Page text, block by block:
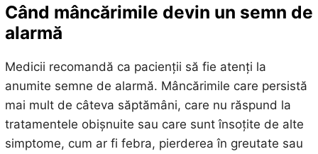
Când mâncărimile devin un semn de
alarmă
Medicii recomandă ca pacienții să fie atenți la
anumite semne de alarmă. Mâncărimile care persistă
mai mult de câteva săptămâni, care nu răspund la
tratamentele obișnuite sau care sunt însoțite de alte
simptome, cum ar fi febra, pierderea în greutate sau